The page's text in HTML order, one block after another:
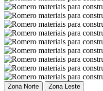
Zona Norte Zona Leste